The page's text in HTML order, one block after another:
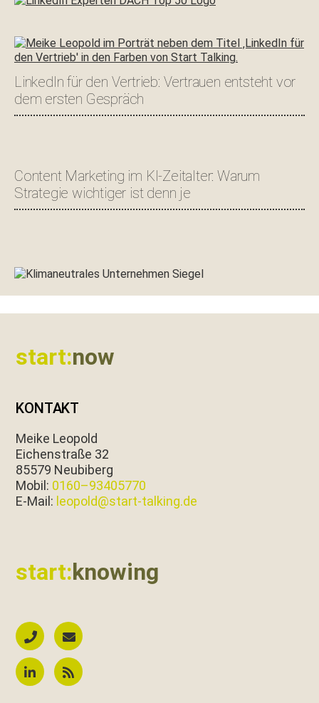
LinkedIn für den Vertrieb: Vertrauen entsteht vor
dem ersten Gespräch
Content Marketing im KI-Zeitalter: Warum
Strategie wichtiger ist denn je
start:now
KONTAKT
Meike Leopold
Eichen­straße 32
85579 Neubiberg
Mobil: 0160–93405770
E‑Mail: leopold@start-talking.de
start:knowing